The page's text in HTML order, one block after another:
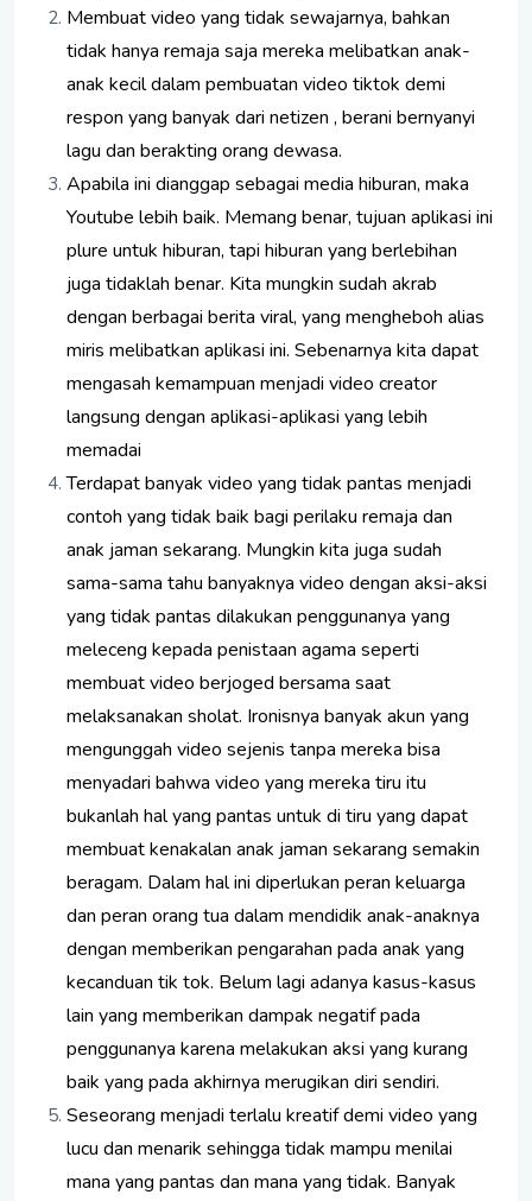
Membuat video yang tidak sewajarnya, bahkan
tidak hanya remaja saja mereka melibatkan anak-
anak kecil dalam pembuatan video tiktok demi
respon yang banyak dari netizen , berani bernyanyi
lagu dan berakting orang dewasa.
Apabila ini dianggap sebagai media hiburan, maka
Youtube lebih baik. Memang benar, tujuan aplikasi ini
plure untuk hiburan, tapi hiburan yang berlebihan
juga tidaklah benar. Kita mungkin sudah akrab
dengan berbagai berita viral, yang mengheboh alias
miris melibatkan aplikasi ini. Sebenarnya kita dapat
mengasah kemampuan menjadi video creator
langsung dengan aplikasi-aplikasi yang lebih
memadai
Terdapat banyak video yang tidak pantas menjadi
contoh yang tidak baik bagi perilaku remaja dan
anak jaman sekarang. Mungkin kita juga sudah
sama-sama tahu banyaknya video dengan aksi-aksi
yang tidak pantas dilakukan penggunanya yang
meleceng kepada penistaan agama seperti
membuat video berjoged bersama saat
melaksanakan sholat. Ironisnya banyak akun yang
mengunggah video sejenis tanpa mereka bisa
menyadari bahwa video yang mereka tiru itu
bukanlah hal yang pantas untuk di tiru yang dapat
membuat kenakalan anak jaman sekarang semakin
beragam. Dalam hal ini diperlukan peran keluarga
dan peran orang tua dalam mendidik anak-anaknya
dengan memberikan pengarahan pada anak yang
kecanduan tik tok. Belum lagi adanya kasus-kasus
lain yang memberikan dampak negatif pada
penggunanya karena melakukan aksi yang kurang
baik yang pada akhirnya merugikan diri sendiri.
Seseorang menjadi terlalu kreatif demi video yang
lucu dan menarik sehingga tidak mampu menilai
mana yang pantas dan mana yang tidak. Banyak